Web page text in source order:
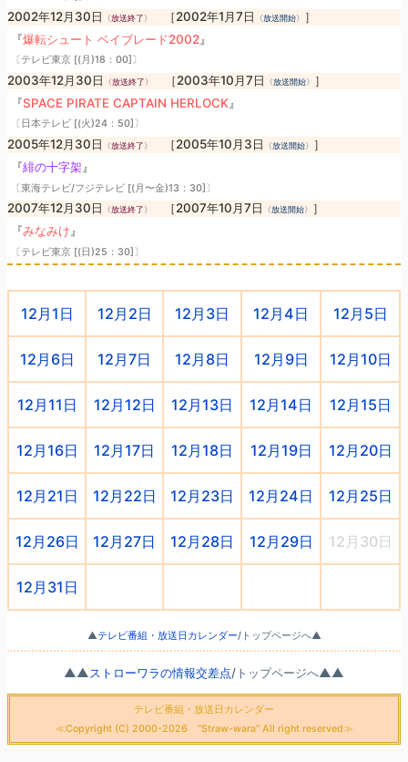
2002年12月30日 〈放送終了〉 ［2002年1月7日 〈放送開始〉
］
『爆転シュート ベイブレード2002 』
〔テレビ東京 [(月)18：00]〕
2003年12月30日 〈放送終了〉 ［2003年10月7日 〈放送開始〉
］
『SPACE PIRATE CAPTAIN HERLOCK』
〔日本テレビ [(火)24：50]〕
2005年12月30日 〈放送終了〉 ［2005年10月3日 〈放送開始〉
］
『緋の十字架 』
〔東海テレビ/フジテレビ [(月〜金)13：30]〕
2007年12月30日 〈放送終了〉 ［2007年10月7日 〈放送開始〉
］
『みなみけ 』
〔テレビ東京 [(日)25：30]〕
12月1日 12月2日 12月3日 12月4日 12月5日
12月6日 12月7日 12月8日 12月9日 12月10日
12月11日 12月12日 12月13日 12月14日 12月15日
12月16日 12月17日 12月18日 12月19日 12月20日
12月21日 12月22日 12月23日 12月24日 12月25日
12月26日 12月27日 12月28日 12月29日 12月30日
12月31日
▲テレビ番組・放送日カレンダー/トップページへ▲
▲▲ストローワラの情報交差点/トップページへ▲▲
テレビ番組・放送日カレンダー
≪Copyright (C) 2000-2026 "Straw-wara" All right reserved≫